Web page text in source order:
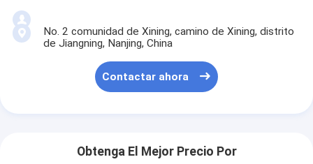
No. 2 comunidad de Xining, camino de Xining, distrito
de Jiangning, Nanjing, China
Contactar ahora
Obtenga El Mejor Precio Por